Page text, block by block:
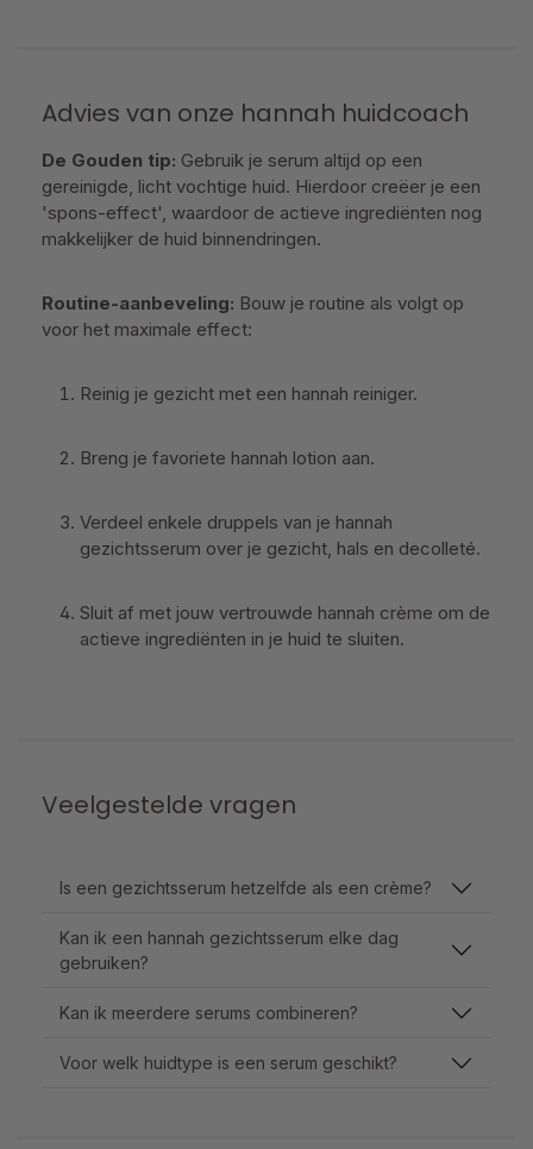
Advies van onze hannah huidcoach
De Gouden tip: Gebruik je serum altijd op een
gereinigde, licht vochtige huid. Hierdoor creëer je een
'spons-effect', waardoor de actieve ingrediënten nog
makkelijker de huid binnendringen.
Routine-aanbeveling: Bouw je routine als volgt op
voor het maximale effect:
Reinig je gezicht met een hannah reiniger.
Breng je favoriete hannah lotion aan.
Verdeel enkele druppels van je hannah
gezichtsserum over je gezicht, hals en decolleté.
Sluit af met jouw vertrouwde hannah crème om de
actieve ingrediënten in je huid te sluiten.
Veelgestelde vragen
Is een gezichtsserum hetzelfde als een crème?
Kan ik een hannah gezichtsserum elke dag
gebruiken?
Kan ik meerdere serums combineren?
Voor welk huidtype is een serum geschikt?